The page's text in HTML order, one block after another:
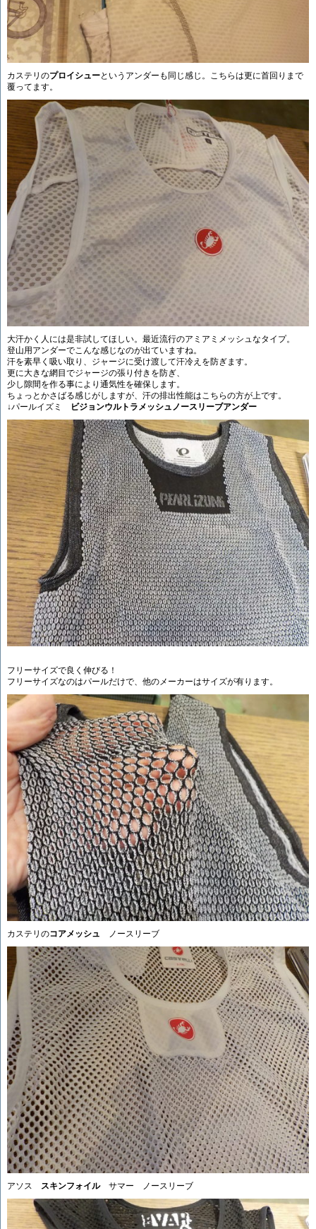
カステリのプロイシューというアンダーも同じ感じ。こちらは更に首回りまで
覆ってます。
大汗かく人には是非試してほしい。最近流行のアミアミメッシュなタイプ。
登山用アンダーでこんな感じなのが出ていますね。
汗を素早く吸い取り、ジャージに受け渡して汗冷えを防ぎます。
更に大きな網目でジャージの張り付きを防ぎ、
少し隙間を作る事により通気性を確保します。
ちょっとかさばる感じがしますが、汗の排出性能はこちらの方が上です。
↓パールイズミ
ビジョンウルトラメッシュノースリーブアンダー
フリーサイズで良く伸びる！
フリーサイズなのはパールだけで、他のメーカーはサイズが有ります。
カステリのコアメッシュ ノースリーブ
アソス スキンフォイルサマー ノースリーブ